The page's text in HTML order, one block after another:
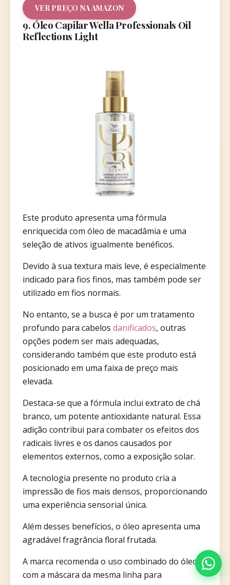
VER PREÇO NA AMAZON
9. Óleo Capilar Wella Professionals Oil
Reflections Light
Este produto apresenta uma fórmula
enriquecida com óleo de macadâmia e uma
seleção de ativos igualmente benéficos.
Devido à sua textura mais leve, é especialmente
indicado para fios finos, mas também pode ser
utilizado em fios normais.
No entanto, se a busca é por um tratamento
profundo para cabelos danificados, outras
opções podem ser mais adequadas,
considerando também que este produto está
posicionado em uma faixa de preço mais
elevada.
Destaca-se que a fórmula inclui extrato de chá
branco, um potente antioxidante natural. Essa
adição contribui para combater os efeitos dos
radicais livres e os danos causados por
elementos externos, como a exposição solar.
A tecnologia presente no produto cria a
impressão de fios mais densos, proporcionando
uma experiência sensorial única.
Além desses benefícios, o óleo apresenta uma
agradável fragrância floral frutada.
A marca recomenda o uso combinado do óleo
com a máscara da mesma linha para